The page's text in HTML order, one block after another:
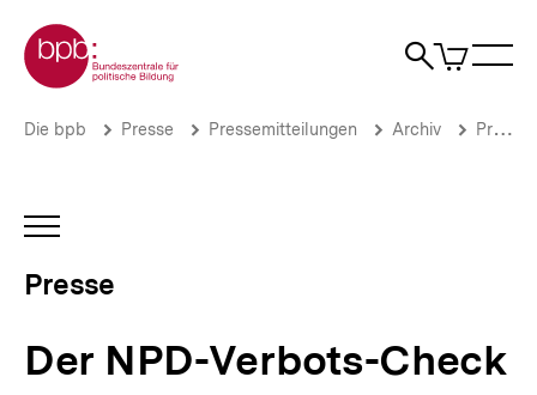
zum
Seiteninhalt
springen
Zur Startseite der bpb
Suche
Artikel
im
Der
Presse
bpb.de
Brotkrümelnavigation
Pfadnavigation
Die bpb Presse Pressemitteilungen Archiv Pressemitteilungen 2013
INHALTSNAVIGATION
Presse
Der NPD-Verbots-Check